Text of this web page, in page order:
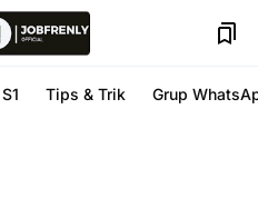
S1 Tips & Trik Grup